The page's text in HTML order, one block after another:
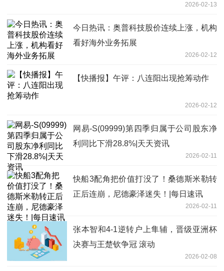
2026-02-13
今日热讯：奥普科技股价连续上涨，机构
看好海外业务拓展
2026-02-12
【快播报】午评：八连阳出现抢筹动作
2026-02-12
网易-S(09999)第四季归属于公司股东净
利同比下滑28.8%|天天资讯
2026-02-11
快船3配角把价值打没了！桑德斯米勒转
正后连崩，尼德豪泽迷失！|每日速讯
2026-02-11
张本智和4-1逆转户上隼辅，晋级亚洲杯
决赛与王楚钦争冠 滚动
2026-02-08